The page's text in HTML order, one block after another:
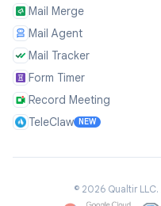
Mail Merge
Mail Agent
Mail Tracker
Form Timer
Record Meeting
TeleClaw NEW
© 2026Qualtir LLC.